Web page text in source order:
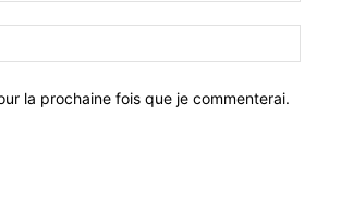
la prochaine fois que je commenterai.